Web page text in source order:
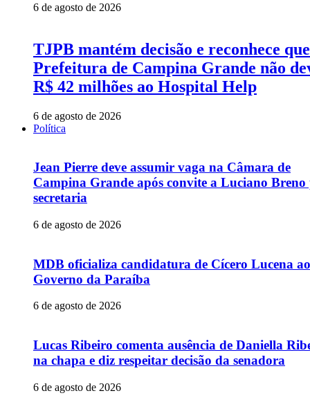
6 de agosto de 2026
TJPB mantém decisão e reconhece que
Prefeitura de Campina Grande não
R$ 42 milhões ao Hospital Help
6 de agosto de 2026
Política
Jean Pierre deve assumir vaga na Câmara de
Campina Grande após convite a Luciano Breno
secretaria
6 de agosto de 2026
MDB oficializa candidatura de Cícero Lucena ao
Governo da Paraíba
6 de agosto de 2026
Lucas Ribeiro comenta ausência de Daniella
na chapa e diz respeitar decisão da senadora
6 de agosto de 2026